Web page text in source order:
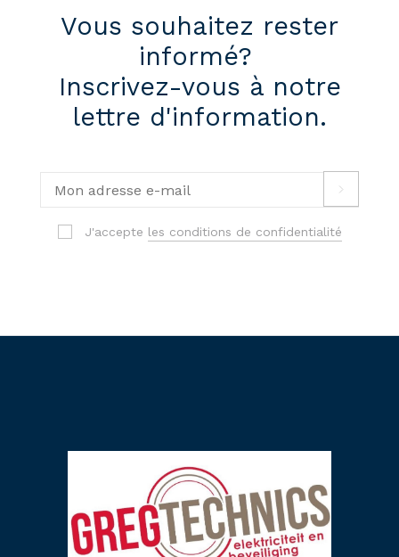
Vous souhaitez rester
informé?
Inscrivez-vous à notre
lettre d'information.
J'accepte les conditions de confidentialité